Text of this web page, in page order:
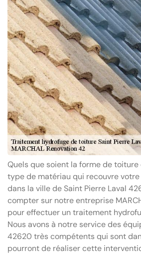
Quels que soient la forme de toiture
type de matériau qui recouvre
dans la ville de Saint Pierre Laval
compter sur notre entreprise
pour effectuer un traitement
Nous avons à notre service des
42620 très compétents qui sont
pourront de réaliser cette